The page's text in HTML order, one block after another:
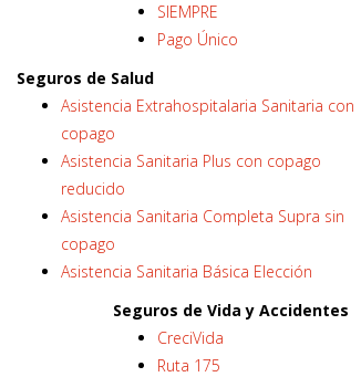
SIEMPRE
Pago Único
Seguros de Salud
Asistencia Extrahospitalaria Sanitaria con
copago
Asistencia Sanitaria Plus con copago
reducido
Asistencia Sanitaria Completa Supra sin
copago
Asistencia Sanitaria Básica Elección
Seguros de Vida y Accidentes
CreciVida
Ruta 175